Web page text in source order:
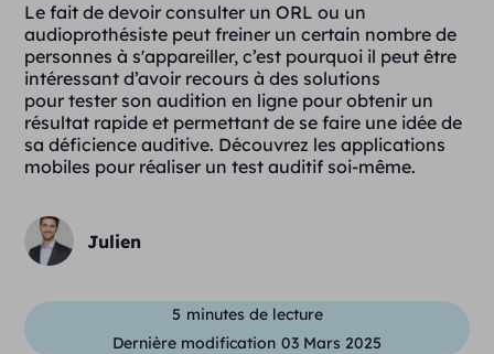
Le fait de devoir consulter un ORL ou un
audioprothésiste peut freiner un certain nombre de
personnes à s'appareiller, c’est pourquoi il peut être
intéressant d’avoir recours à des solutions
pour tester son audition en ligne pour obtenir un
résultat rapide et permettant de se faire une idée de
sa déficience auditive. Découvrez les applications
mobiles pour réaliser un test auditif soi-même.
Julien
5 minutes de lecture
Dernière modification 03 Mars 2025